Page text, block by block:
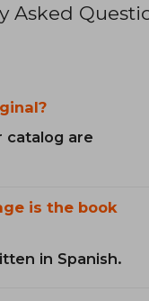
Asked
catalog are
is the book
in Spanish.